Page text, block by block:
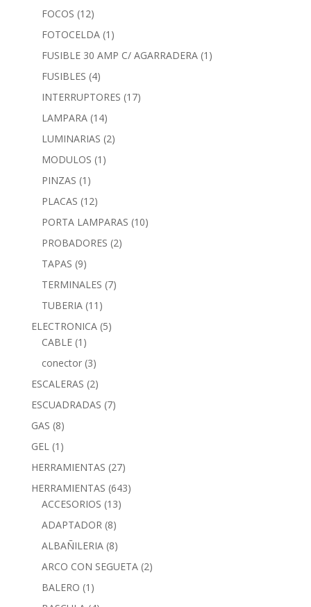
FOCOS (12)
FOTOCELDA (1)
FUSIBLE 30 AMP C/ AGARRADERA (1)
FUSIBLES (4)
INTERRUPTORES (17)
LAMPARA (14)
LUMINARIAS (2)
MODULOS (1)
PINZAS (1)
PLACAS (12)
PORTA LAMPARAS (10)
PROBADORES (2)
TAPAS (9)
TERMINALES (7)
TUBERIA (11)
ELECTRONICA (5)
CABLE (1)
conector (3)
ESCALERAS (2)
ESCUADRADAS (7)
GAS (8)
GEL (1)
HERRAMIENTAS (27)
HERRAMIENTAS (643)
ACCESORIOS (13)
ADAPTADOR (8)
ALBAÑILERIA (8)
ARCO CON SEGUETA (2)
BALERO (1)